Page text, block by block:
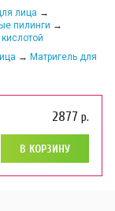
лица →
пилинги →
→ Матригель для
2877 р.
В КОРЗИНУ